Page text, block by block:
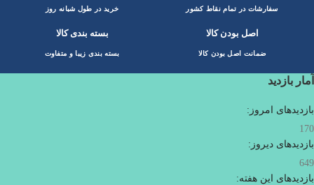
سفارشات در تمام نقاط کشور خرید در طول شبانه روز
اصل بودن کالا
ضمانت اصل بودن کالا
بسته بندی کالا
بسته بندی زیبا و متفاوت
آمار بازدید
بازدیدهای امروز:
170
بازدیدهای دیروز:
649
بازدیدهای این هفته: